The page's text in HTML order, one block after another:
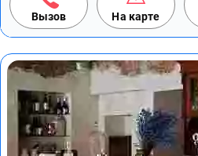
Вызов На карте